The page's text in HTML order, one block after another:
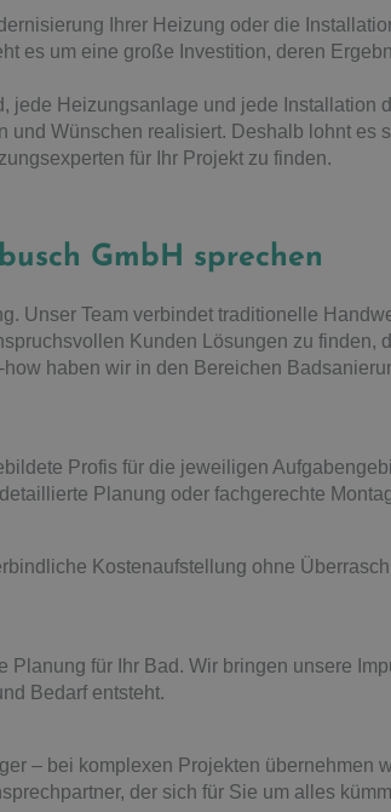
Ihrer Heizung oder die
es um eine große Investition, deren
jede Heizungsanlage und jede Installation
Wünschen realisiert. Deshalb lohnt es
für Ihr Projekt zu finden.
GmbH sprechen
Unser Team verbindet traditionelle
Kunden Lösungen zu finden,
haben wir in den Bereichen
Profis für die jeweiligen
Planung oder fachgerechte
Kostenaufstellung ohne
für Ihr Bad. Wir bringen unsere
Bedarf entsteht.
– bei komplexen Projekten übernehmen
der sich für Sie um alles